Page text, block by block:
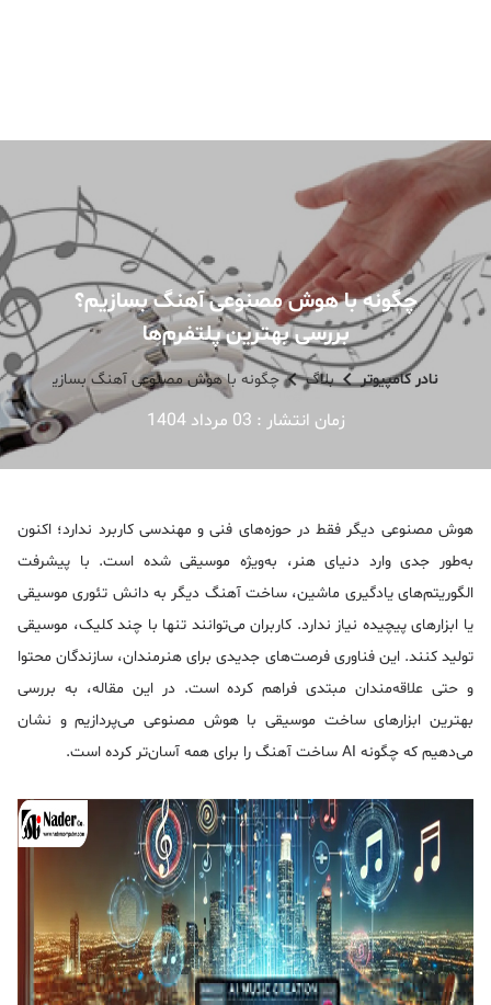
چگونه با هوش مصنوعی آهنگ بسازیم؟
بررسی بهترین پلتفرم‌ها
نادر کامپیوتر بلاگ چگونه با هوش مصنوعی آهنگ بسازیم؟
زمان انتشار : 03 مرداد 1404
هوش مصنوعی دیگر فقط در حوزه‌های فنی و مهندسی کاربرد ندارد؛ اکنون
به‌طور جدی وارد دنیای هنر، به‌ویژه موسیقی شده است. با پیشرفت
الگوریتم‌های یادگیری ماشین، ساخت آهنگ دیگر به دانش تئوری موسیقی
یا ابزارهای پیچیده نیاز ندارد. کاربران می‌توانند تنها با چند کلیک، موسیقی
تولید کنند. این فناوری فرصت‌های جدیدی برای هنرمندان، سازندگان محتوا
و حتی علاقه‌مندان مبتدی فراهم کرده است. در این مقاله، به بررسی
بهترین ابزارهای ساخت موسیقی با هوش مصنوعی می‌پردازیم و نشان
می‌دهیم که چگونه AI ساخت آهنگ را برای همه آسان‌تر کرده است.